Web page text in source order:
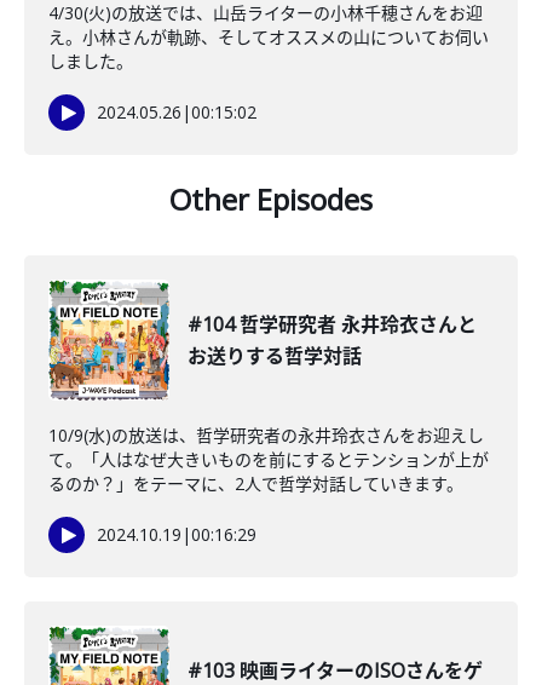
4/30(火)の放送では、山岳ライターの小林千穂さんをお迎
え。小林さんが軌跡、そしてオススメの山についてお伺い
しました。
2024.05.26 |00:15:02
Other Episodes
#104 哲学研究者 永井玲衣さんと
お送りする哲学対話
10/9(水)の放送は、哲学研究者の永井玲衣さんをお迎えし
て。「人はなぜ大きいものを前にするとテンションが上が
るのか？」をテーマに、2人で哲学対話していきます。
2024.10.19 |00:16:29
#103 映画ライターのISOさんをゲ